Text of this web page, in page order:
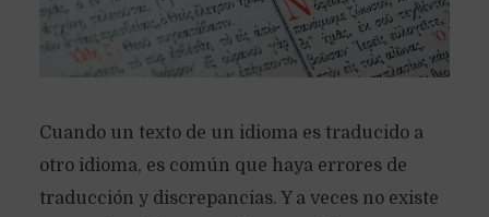
Cuando un texto de un idioma es traducido a
otro idioma, es común que haya errores de
traducción y discrepancias. Y a veces no existe